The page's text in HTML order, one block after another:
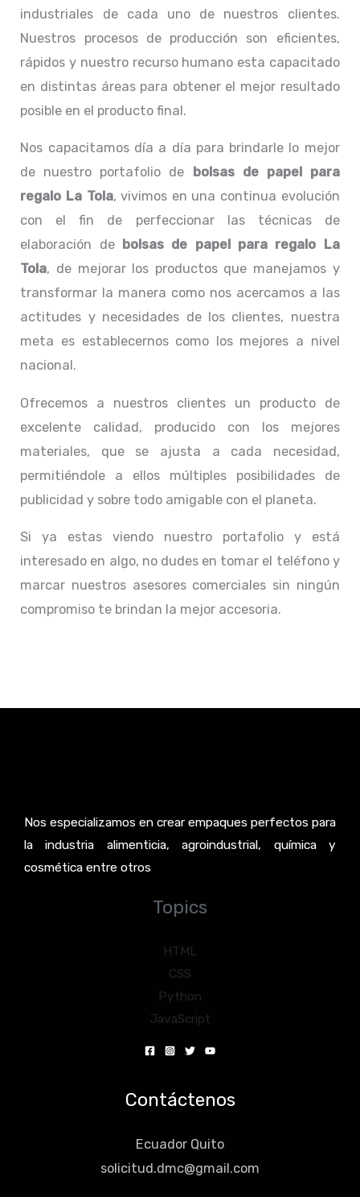
industriales de cada uno de nuestros clientes.
Nuestros procesos de producción son eficientes,
rápidos y nuestro recurso humano esta capacitado
en distintas áreas para obtener el mejor resultado
posible en el producto final.
Nos capacitamos día a día para brindarle lo mejor
de nuestro portafolio de
bolsas de papel para
regalo La Tola, vivimos en una continua evolución
con el fin de perfeccionar las técnicas de
elaboración de
bolsas de papel para regalo La
Tola, de mejorar los productos que manejamos y
transformar la manera como nos acercamos a las
actitudes y necesidades de los clientes, nuestra
meta es establecernos como los mejores a nivel
nacional.
Ofrecemos a nuestros clientes un producto de
excelente calidad, producido con los mejores
materiales, que se ajusta a cada necesidad,
permitiéndole a ellos múltiples posibilidades de
publicidad y sobre todo amigable con el planeta.
Si ya estas viendo nuestro portafolio y está
interesado en algo, no dudes en tomar el teléfono y
marcar nuestros asesores comerciales sin ningún
compromiso te brindan la mejor accesoria.
Nos especializamos en crear empaques perfectos para
la industria alimenticia, agroindustrial, química y
cosmética entre otros
Topics
HTML
CSS
Python
JavaScript
Contáctenos
Ecuador Quito
solicitud.dmc@gmail.com